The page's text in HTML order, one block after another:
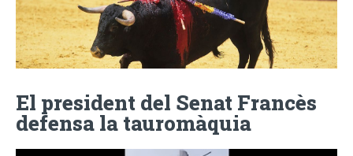
El president del Senat Francès
defensa la tauromàquia